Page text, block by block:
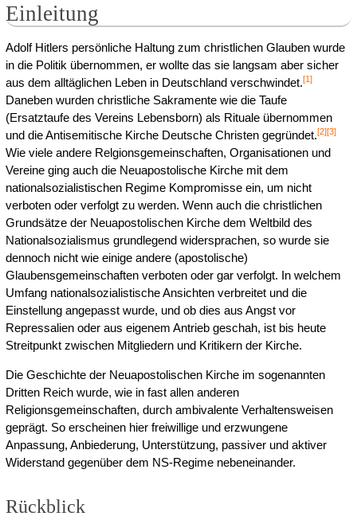
Einleitung
Adolf Hitlers persönliche Haltung zum christlichen Glauben wurde
in die Politik übernommen, er wollte das sie langsam aber sicher
aus dem alltäglichen Leben in Deutschland verschwindet.[1]
Daneben wurden christliche Sakramente wie die Taufe
(Ersatztaufe des Vereins Lebensborn) als Rituale übernommen
und die Antisemitische Kirche Deutsche Christen gegründet.[2][3]
Wie viele andere Relgionsgemeinschaften, Organisationen und
Vereine ging auch die Neuapostolische Kirche mit dem
nationalsozialistischen Regime Kompromisse ein, um nicht
verboten oder verfolgt zu werden. Wenn auch die christlichen
Grundsätze der Neuapostolischen Kirche dem Weltbild des
Nationalsozialismus grundlegend widersprachen, so wurde sie
dennoch nicht wie einige andere (apostolische)
Glaubensgemeinschaften verboten oder gar verfolgt. In welchem
Umfang nationalsozialistische Ansichten verbreitet und die
Einstellung angepasst wurde, und ob dies aus Angst vor
Repressalien oder aus eigenem Antrieb geschah, ist bis heute
Streitpunkt zwischen Mitgliedern und Kritikern der Kirche.
Die Geschichte der Neuapostolischen Kirche im sogenannten
Dritten Reich wurde, wie in fast allen anderen
Religionsgemeinschaften, durch ambivalente Verhaltensweisen
geprägt. So erscheinen hier freiwillige und erzwungene
Anpassung, Anbiederung, Unterstützung, passiver und aktiver
Widerstand gegenüber dem NS-Regime nebeneinander.
Rückblick